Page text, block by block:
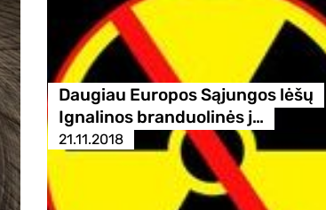
Daugiau Europos Sąjungos lėšų
Ignalinos branduolinės j…
21.11.2018